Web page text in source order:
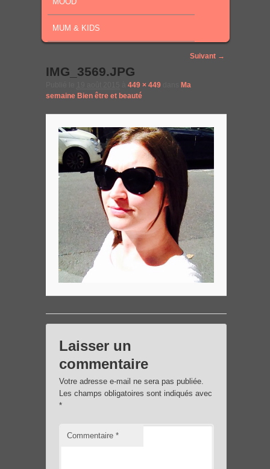
MUM & KIDS
Suivant →
IMG_3569.JPG
449 × 449dans Ma
semaine Bien être et beauté
Laisser un
commentaire
Votre adresse e-mail ne sera pas publiée.
Les champs obligatoires sont indiqués avec
*
Commentaire *